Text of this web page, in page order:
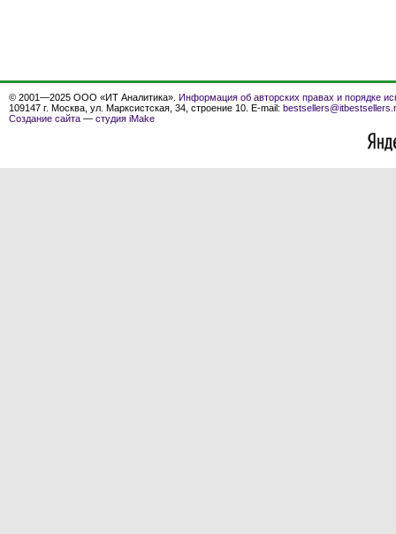
© 2001—2025 ООО «ИТ Аналитика». Информация об авторских правах и порядке
109147 г. Москва, ул. Марксистская, 34, строение 10. E-mail:
Создание сайта — студия iMake